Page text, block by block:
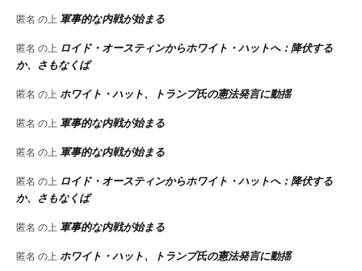
匿名 の上 軍事的な内戦が始まる
匿名 の上 ロイド・オースティンからホワイト・ハットへ：降伏する
か、さもなくば
匿名 の上 ホワイト・ハット、トランプ氏の憲法発言に動揺
匿名 の上 軍事的な内戦が始まる
匿名 の上 軍事的な内戦が始まる
匿名 の上 ロイド・オースティンからホワイト・ハットへ：降伏する
か、さもなくば
匿名 の上 軍事的な内戦が始まる
匿名 の上 ホワイト・ハット、トランプ氏の憲法発言に動揺